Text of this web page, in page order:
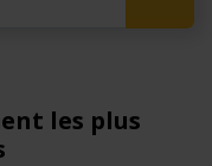
les plus